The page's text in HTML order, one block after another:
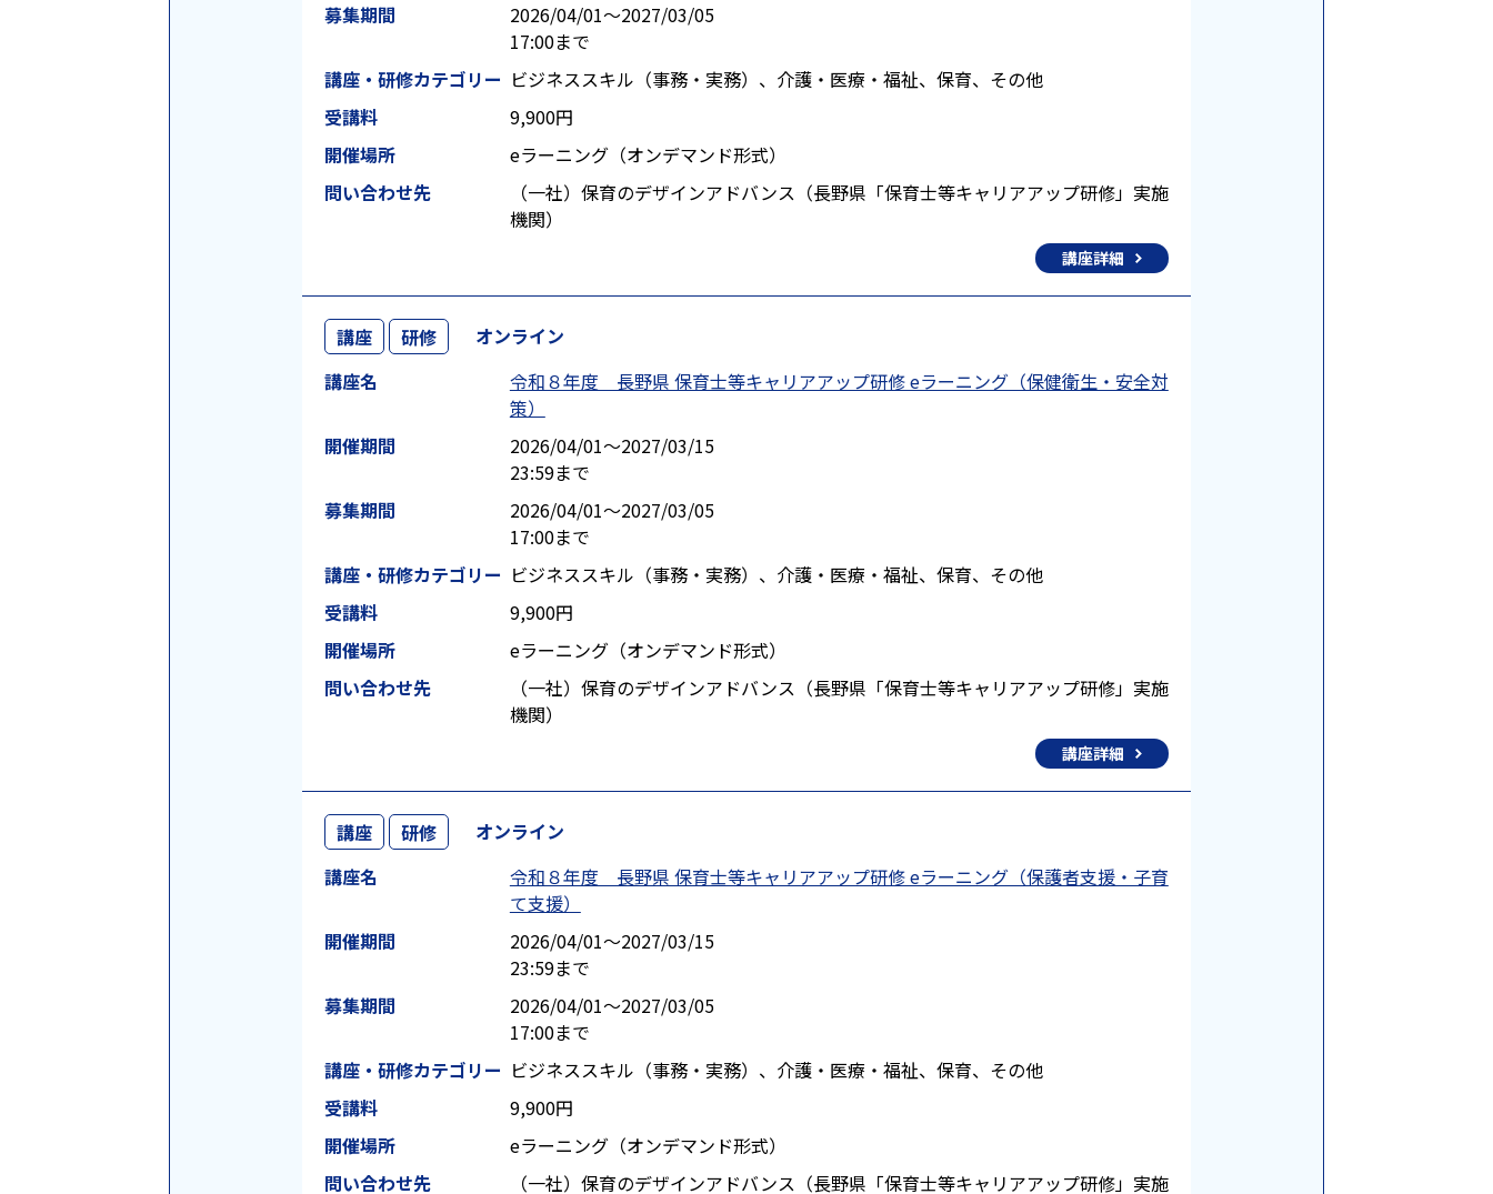
募集期間
2026/04/01〜2027/03/05
17:00まで
講座・研修カテゴリー ビジネススキル（事務・実務）、介護・医療・福祉、保育、その他
受講料
9,900円
開催場所
eラーニング（オンデマンド形式）
問い合わせ先
（一社）保育のデザインアドバンス（長野県「保育士等キャリアアップ研修」実施
機関）
講座詳細
講座 研修
オンライン
講座名
令和８年度 長野県 保育士等キャリアアップ研修 eラーニング（保健衛生・安全対
策）
開催期間
2026/04/01〜2027/03/15
23:59まで
募集期間
2026/04/01〜2027/03/05
17:00まで
講座・研修カテゴリー ビジネススキル（事務・実務）、介護・医療・福祉、保育、その他
受講料
9,900円
開催場所
eラーニング（オンデマンド形式）
問い合わせ先
（一社）保育のデザインアドバンス（長野県「保育士等キャリアアップ研修」実施
機関）
講座詳細
講座 研修
オンライン
講座名
令和８年度 長野県 保育士等キャリアアップ研修 eラーニング（保護者支援・子育
て支援）
開催期間
2026/04/01〜2027/03/15
23:59まで
募集期間
2026/04/01〜2027/03/05
17:00まで
講座・研修カテゴリー ビジネススキル（事務・実務）、介護・医療・福祉、保育、その他
受講料
9,900円
開催場所
eラーニング（オンデマンド形式）
問い合わせ先
（一社）保育のデザインアドバンス（長野県「保育士等キャリアアップ研修」実施